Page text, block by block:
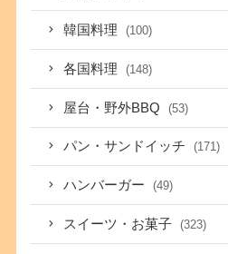
韓国料理 (100)
各国料理 (148)
屋台・野外BBQ (53)
パン・サンドイッチ (171)
ハンバーガー (49)
スイーツ・お菓子 (323)